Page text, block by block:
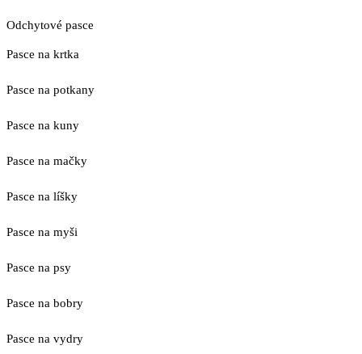
Odchytové pasce
Pasce na krtka
Pasce na potkany
Pasce na kuny
Pasce na mačky
Pasce na líšky
Pasce na myši
Pasce na psy
Pasce na bobry
Pasce na vydry